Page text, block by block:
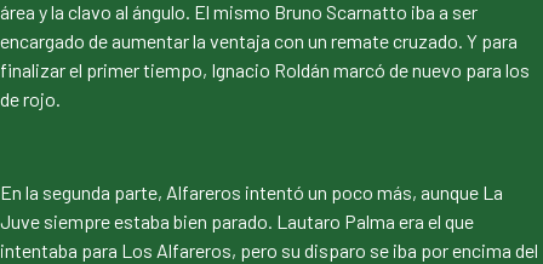
área y la clavo al ángulo. El mismo Bruno Scarnatto iba a ser
encargado de aumentar la ventaja con un remate cruzado. Y para
finalizar el primer tiempo, Ignacio Roldán marcó de nuevo para los
de rojo.
En la segunda parte, Alfareros intentó un poco más, aunque La
Juve siempre estaba bien parado. Lautaro Palma era el que
intentaba para Los Alfareros, pero su disparo se iba por encima del